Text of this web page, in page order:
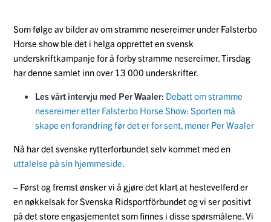
Som følge av bilder av om stramme nesereimer under Falsterbo
Horse show ble det i helga opprettet en svensk
underskriftkampanje for å forby stramme nesereimer. Tirsdag
har denne samlet inn over 13 000 underskrifter.
Les vårt intervju med Per Waaler: Debatt om stramme
nesereimer etter Falsterbo Horse Show: Sporten må
skape en forandring før det er for sent, mener Per Waaler
Nå har det svenske rytterforbundet selv kommet med en
uttalelse på sin hjemmeside.
– Først og fremst ønsker vi å gjøre det klart at hestevelferd er
en nøkkelsak for Svenska Ridsportförbundet og vi ser positivt
på det store engasjementet som finnes i disse spørsmålene. Vi